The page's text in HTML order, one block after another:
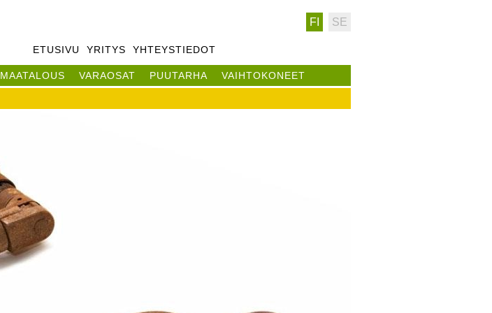
FI SE
ETUSIVU YRITYS YHTEYSTIEDOT
MAATALOUS VARAOSAT PUUTARHA VAIHTOKONEET